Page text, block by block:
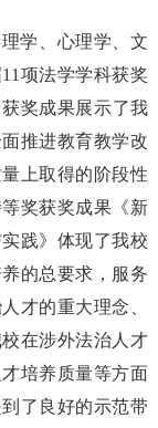
学、心理学、文
项法学学科获奖
奖成果展示了我
推进教育教学改
上取得的阶段性
奖获奖成果《新
践》体现了我校
的总要求，服务
才的重大理念、
在涉外法治人才
培养质量等方面
了良好的示范带